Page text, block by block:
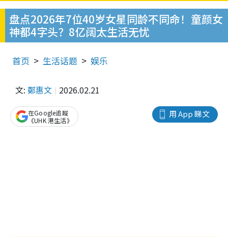
盘点2026年7位40岁女星同龄不同命！童颜女
神都4字头？8亿阔太生活无忧
首页 生活话题 娱乐
文: 鄭惠文 2026.02.21
用 App 睇文
在Google追蹤
《UHK 港生活》